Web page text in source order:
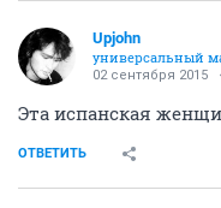
Upjohn
универсальный
02 сентября 2015
Эта испанская
ОТВЕТИТЬ